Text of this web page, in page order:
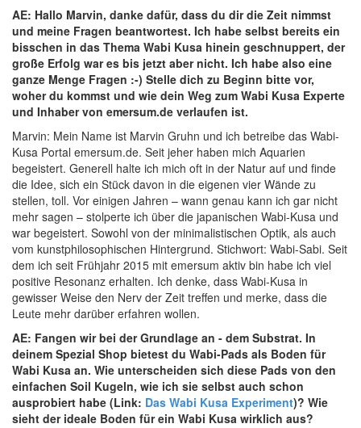
AE: Hallo Marvin, danke dafür, dass du dir die Zeit nimmst
und meine Fragen beantwortest. Ich habe selbst bereits ein
bisschen in das Thema Wabi Kusa hinein geschnuppert, der
große Erfolg war es bis jetzt aber nicht. Ich habe also eine
ganze Menge Fragen :-) Stelle dich zu Beginn bitte vor,
woher du kommst und wie dein Weg zum Wabi Kusa Experte
und Inhaber von emersum.de verlaufen ist.
Marvin: Mein Name ist Marvin Gruhn und ich betreibe das Wabi-
Kusa Portal emersum.de. Seit jeher haben mich Aquarien
begeistert. Generell halte ich mich oft in der Natur auf und finde
die Idee, sich ein Stück davon in die eigenen vier Wände zu
stellen, toll. Vor einigen Jahren – wann genau kann ich gar nicht
mehr sagen – stolperte ich über die japanischen Wabi-Kusa und
war begeistert. Sowohl von der minimalistischen Optik, als auch
vom kunstphilosophischen Hintergrund. Stichwort: Wabi-Sabi. Seit
dem ich seit Frühjahr 2015 mit emersum aktiv bin habe ich viel
positive Resonanz erhalten. Ich denke, dass Wabi-Kusa in
gewisser Weise den Nerv der Zeit treffen und merke, dass die
Leute mehr darüber erfahren wollen.
AE: Fangen wir bei der Grundlage an - dem Substrat. In
deinem Spezial Shop bietest du Wabi-Pads als Boden für
Wabi Kusa an. Wie unterscheiden sich diese Pads von den
einfachen Soil Kugeln, wie ich sie selbst auch schon
ausprobiert habe (Link: Das Wabi Kusa Experiment)? Wie
sieht der ideale Boden für ein Wabi Kusa wirklich aus?